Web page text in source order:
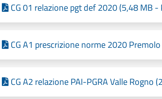
CG 01 relazione pgt def 2020 (5,48 MB
CG A1 prescrizione norme 2020
CG A2 relazione PAI-PGRA Valle